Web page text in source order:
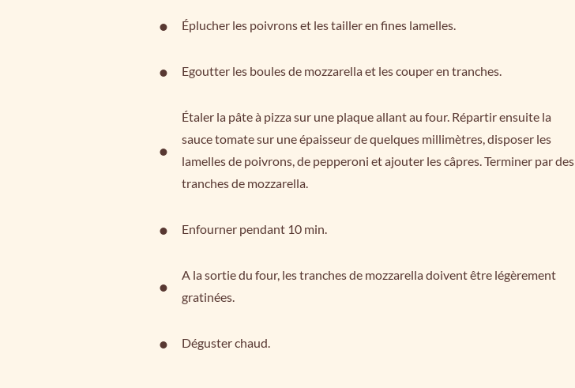
Éplucher les poivrons et les tailler en fines lamelles.
Egoutter les boules de mozzarella et les couper en tranches.
Étaler la pâte à pizza sur une plaque allant au four. Répartir ensuite la
sauce tomate sur une épaisseur de quelques millimètres, disposer les
lamelles de poivrons, de pepperoni et ajouter les câpres. Terminer par des
tranches de mozzarella.
Enfourner pendant 10 min.
A la sortie du four, les tranches de mozzarella doivent être légèrement
gratinées.
Déguster chaud.